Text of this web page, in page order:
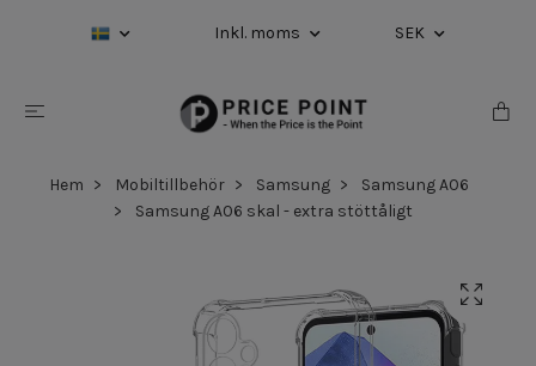
Inkl. moms SEK
Hem Mobiltillbehör Samsung
Samsung A06
Samsung A06 skal - extra stöttåligt